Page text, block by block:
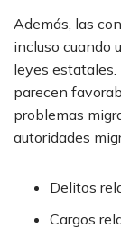
Además, las
incluso cuando
leyes estatales.
parecen
problemas
autoridades
Delitos
Cargos